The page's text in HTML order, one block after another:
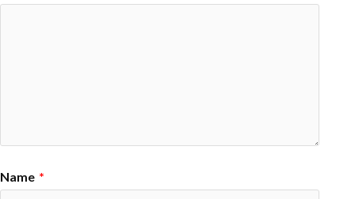
Name *